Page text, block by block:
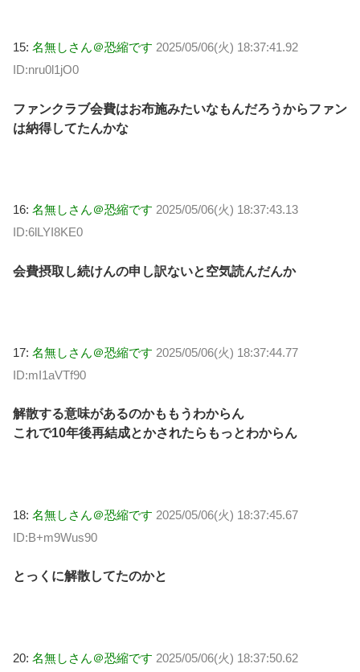
15: 名無しさん＠恐縮です 2025/05/06(火) 18:37:41.92
ID:nru0l1jO0
ファンクラブ会費はお布施みたいなもんだろうからファン
は納得してたんかな
16: 名無しさん＠恐縮です 2025/05/06(火) 18:37:43.13
ID:6lLYI8KE0
会費摂取し続けんの申し訳ないと空気読んだんか
17: 名無しさん＠恐縮です 2025/05/06(火) 18:37:44.77
ID:mI1aVTf90
解散する意味があるのかももうわからん
これで10年後再結成とかされたらもっとわからん
18: 名無しさん＠恐縮です 2025/05/06(火) 18:37:45.67
ID:B+m9Wus90
とっくに解散してたのかと
20: 名無しさん＠恐縮です 2025/05/06(火) 18:37:50.62